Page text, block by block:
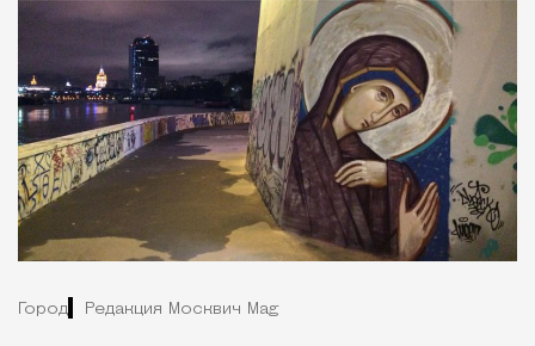
Город Редакция Москвич Mag